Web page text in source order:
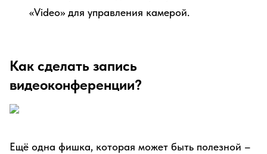
«Video» для управления камерой.
Как сделать запись
видеоконференции?
Ещё одна фишка, которая может быть полезной –